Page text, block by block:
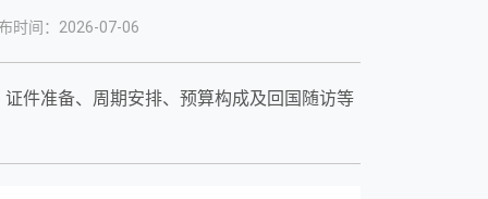
时间：2026-07-06
件准备、周期安排、预算构成及回国随访等